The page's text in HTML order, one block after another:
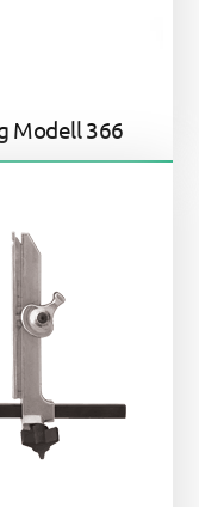
Modell 366